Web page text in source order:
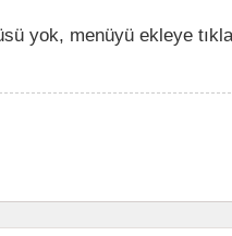
yok, menüyü ekleye